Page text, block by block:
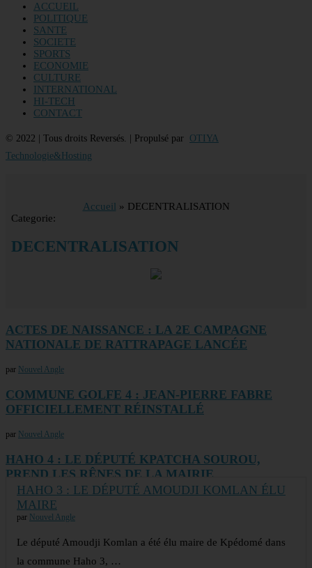
ACCUEIL
POLITIQUE
SANTE
SOCIETE
SPORTS
ECONOMIE
CULTURE
INTERNATIONAL
HI-TECH
CONTACT
© 2022 | Tous droits Reversés. | Propulsé par OTIYA
Technologie&Hosting
Accueil » DECENTRALISATION
Categorie:
DECENTRALISATION
ACTES DE NAISSANCE : LA 2E CAMPAGNE
NATIONALE DE RATTRAPAGE LANCÉE
par Nouvel Angle
COMMUNE GOLFE 4 : JEAN-PIERRE FABRE
OFFICIELLEMENT RÉINSTALLÉ
par Nouvel Angle
HAHO 4 : LE DÉPUTÉ KPATCHA SOUROU,
PREND LES RÊNES DE LA MAIRIE
parNouvel Angle
HAHO 3 : LE DÉPUTÉ AMOUDJI KOMLAN ÉLU
MAIRE
par Nouvel Angle
Le député Amoudji Komlan a été élu maire de Kpédomé dans
la commune Haho 3, …